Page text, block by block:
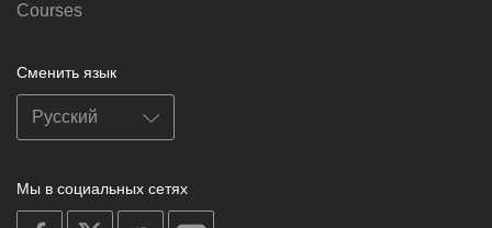
Courses
Сменить язык
Мы в социальных сетях
on